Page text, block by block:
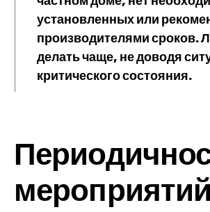
установленных или
производителями сроков.
делать чаще, не доводя
критического состояния.
мероприятий